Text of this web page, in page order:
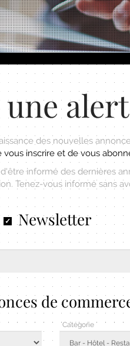
une
des nouvelles
vous inscrire et de vous
informé des dernières
Tenez-vous informé sans
Newsletter
de
Catégorie